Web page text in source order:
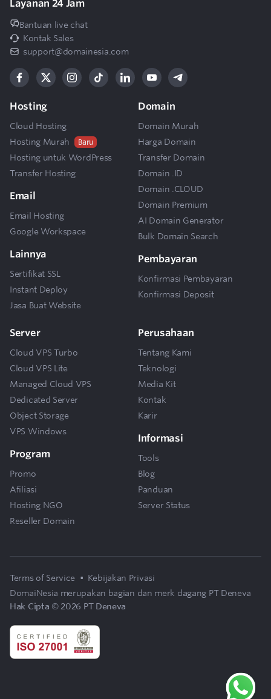
Layanan 24 Jam
Bantuan live chat
Kontak Sales
support@domainesia.com
Hosting
Cloud Hosting
Hosting Murah
Baru
Hosting untuk WordPress
Transfer Hosting
Email
Email Hosting
Google Workspace
Lainnya
Sertifikat SSL
Instant Deploy
Jasa Buat Website
Domain
Domain Murah
Harga Domain
Transfer Domain
Domain .ID
Domain .CLOUD
Domain Premium
AI Domain Generator
Bulk Domain Search
Pembayaran
Konfirmasi Pembayaran
Konfirmasi Deposit
Server
Cloud VPS Turbo
Cloud VPS Lite
Managed Cloud VPS
Dedicated Server
Object Storage
VPS Windows
Program
Promo
Afiliasi
Hosting NGO
Reseller Domain
Perusahaan
Tentang Kami
Teknologi
Media Kit
Kontak
Karir
Informasi
Tools
Blog
Panduan
Server Status
Terms of Service • Kebijakan Privasi
DomaiNesia merupakan bagian dan merk dagang PT Deneva
Hak Cipta © 2026 PT Deneva